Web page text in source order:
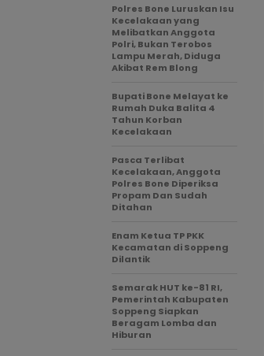
Polres Bone Luruskan Isu
Kecelakaan yang
Melibatkan Anggota
Polri, Bukan Terobos
Lampu Merah, Diduga
Akibat Rem Blong
Bupati Bone Melayat ke
Rumah Duka Balita 4
Tahun Korban
Kecelakaan
Pasca Terlibat
Kecelakaan, Anggota
Polres Bone Diperiksa
Propam Dan Sudah
Ditahan
Enam Ketua TP PKK
Kecamatan di Soppeng
Dilantik
Semarak HUT ke-81 RI,
Pemerintah Kabupaten
Soppeng Siapkan
Beragam Lomba dan
Hiburan